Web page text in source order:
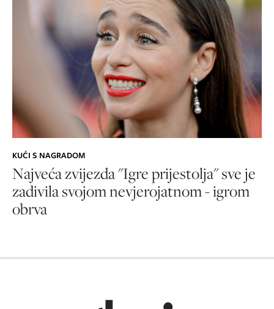
KUĆI S NAGRADOM
Najveća zvijezda "Igre prijestolja" sve je
zadivila svojom nevjerojatnom - igrom
obrva